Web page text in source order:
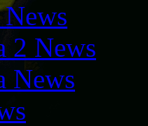
2 News
News